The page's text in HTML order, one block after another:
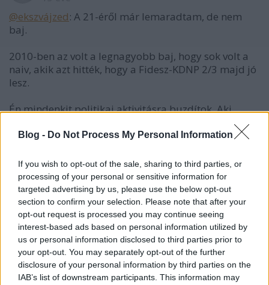
Blog - Do Not Process My Personal Information
If you wish to opt-out of the sale, sharing to third parties, or
processing of your personal or sensitive information for
targeted advertising by us, please use the below opt-out
section to confirm your selection. Please note that after your
opt-out request is processed you may continue seeing
interest-based ads based on personal information utilized by
us or personal information disclosed to third parties prior to
your opt-out. You may separately opt-out of the further
disclosure of your personal information by third parties on the
IAB’s list of downstream participants. This information may
@ekszvájzed: A 21-éről már lemaradtam, de nem
baj.
2010-ben az volt a legnagyobb baj, hogy sok volt a
naiv, akik azt hitték, hogy a Fidesz-KDNP 2/3 majd jó
lesz.
Én mindenkit politikai aktivitásra buzdítok. Aki
olyanokat, akiket nem kellene, az szavazzon
Országgyűlésbe, ellenzékként sok kárt nem tudnak
tenni. A gond akkor van, ha valamelyik párt
ellenzékként megfelelő, kormányon viszont nem. Ha
csak rossz kormányzásra esélyes pártok vannak, és
kártevésre látszik az esély, akkor a kis pártokra kell
szavazni, hogy kiegyenlítettebb legyen a politikai
paletta, és kisebb (párt)hatalom, kisebb kártétel.
Becsapás, avagy csalás és csalódás-ügyben az
Abraham Lincolnnak tulajdonított megállapítás az